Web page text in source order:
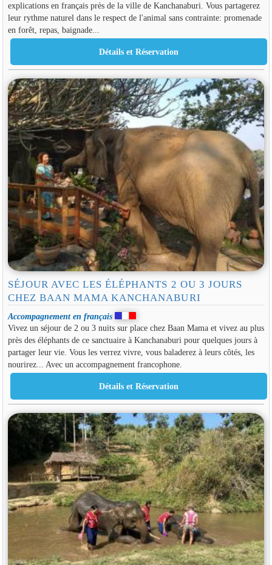
explications en français près de la ville de Kanchanaburi. Vous partagerez
leur rythme naturel dans le respect de l'animal sans contrainte: promenade
en forêt, repas, baignade...
SÉJOUR AVEC LES ÉLÉPHANTS 2 OU 3 JOURS
CHEZ BAAN MAMA KANCHANABURI
Accompagnement en français
Vivez un séjour de 2 ou 3 nuits sur place chez Baan Mama et vivez au plus
près des éléphants de ce sanctuaire à Kanchanaburi pour quelques jours à
partager leur vie. Vous les verrez vivre, vous baladerez à leurs côtés, les
nourirez... Avec un accompagnement francophone.